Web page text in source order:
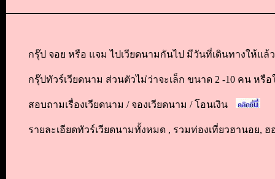
กรุ๊ป จอย หรือ แจม ไปเวียดนามกันไป มีวันที่เดินทางให้แ
กรุ๊ปทัวร์เวียดนาม ส่วนตัวไม่ว่าจะเล็ก ขนาด 2 -10 คน หรื
สอบถามเรื่องเวียดนาม / จองเวียดนาม / โอนเงิน
รายละเอียดทัวร์เวียดนามทั้งหมด , รวมท่องเที่ยวฮานอย,